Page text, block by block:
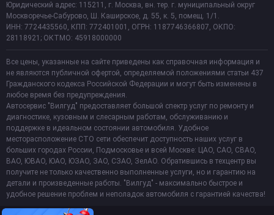
Юридический адрес: 115211, г. Москва, вн. тер. г. муниципальный округ
Москворечье-Сабурово, Ш. Каширское, д. 55, к. 5, помещ. 1/1.
ИНН: 7724435560, КПП: 772401001, ОГРН: 1187746366807, ОКПО:
28118921; ОКТМО: 45918000000
Все цены, указанные на сайте приведены как справочная информация и
не являются публичной офертой, определяемой положениями статьи 437
Гражданского кодекса Российской Федерации и могут быть изменены в
любое время без предупреждения.
Автосервис "Вилгуд" предоставляет большой спектр услуг по ремонту и
диагностике, кузовным и слесарным работам, обслуживанию и
поддержке в идеальном состоянии автомобиля. Удобное
месторасположение СТО сети обеспечит доступность наших услуг в
больших городах России, Подмосковье и всей Москве: ЦАО, САО, СВАО,
ВАО, ЮВАО, ЮАО, ЮЗАО, ЗАО, СЗАО, ЗелАО. Обратившись в техцентр вы
получите не только качественно выполненные услуги, но и гарантию на
детали и произведенные работы. "Вилгуд" - максимально быстрое и
удобное решение проблем и неполадок автомобиля с гарантией качества!